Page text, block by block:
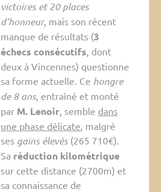
victoires et 20 places
d’honneur, mais son récent
manque de résultats (3
échecs consécutifs, dont
deux à Vincennes) questionne
sa forme actuelle. Ce hongre
de 8 ans, entraîné et monté
par M. Lenoir, semble dans
une phase délicate, malgré
ses gains élevés(265 710€).
Sa réduction kilométrique
sur cette distance (2700m) et
sa connaissance de